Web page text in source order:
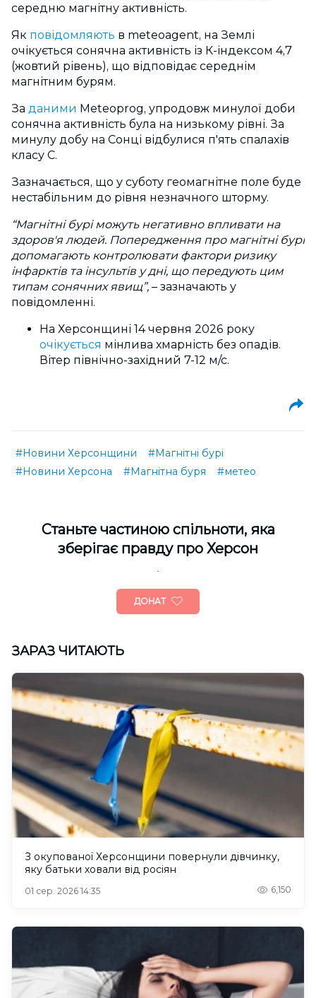
середню магнітну активність.
Як повідомляють в meteoagent, на Землі
очікується сонячна активність із К-індексом 4,7
(жовтий рівень), що відповідає середнім
магнітним бурям.
За даними Meteoprog, упродовж минулої доби
сонячна активність була на низькому рівні. За
минулу добу на Сонці відбулися п'ять спалахів
класу С.
Зазначається, що у суботу геомагнітне поле буде
нестабільним до рівня незначного шторму.
“Магнітні бурі можуть негативно впливати на
здоров'я людей. Попередження про магнітні бурі
допомагають контролювати фактори ризику
інфарктів та інсультів у дні, що передують цим
типам сонячних явищ”, – зазначають у
повідомленні.
На Херсонщині 14 червня 2026 року
очікується мінлива хмарність без опадів.
Вітер північно-західний 7-12 м/с.
#Новини Херсонщини
#Магнітні бурі
#Новини Херсона
#Магнітна буря #метео
Cтаньте частиною спільноти, яка
зберігає правду про Херсон
ДОНАТ
ЗАРАЗ ЧИТАЮТЬ
З окупованої Херсонщини повернули дівчинку,
яку батьки ховали від росіян
01 сер. 2026 14:35 6,150